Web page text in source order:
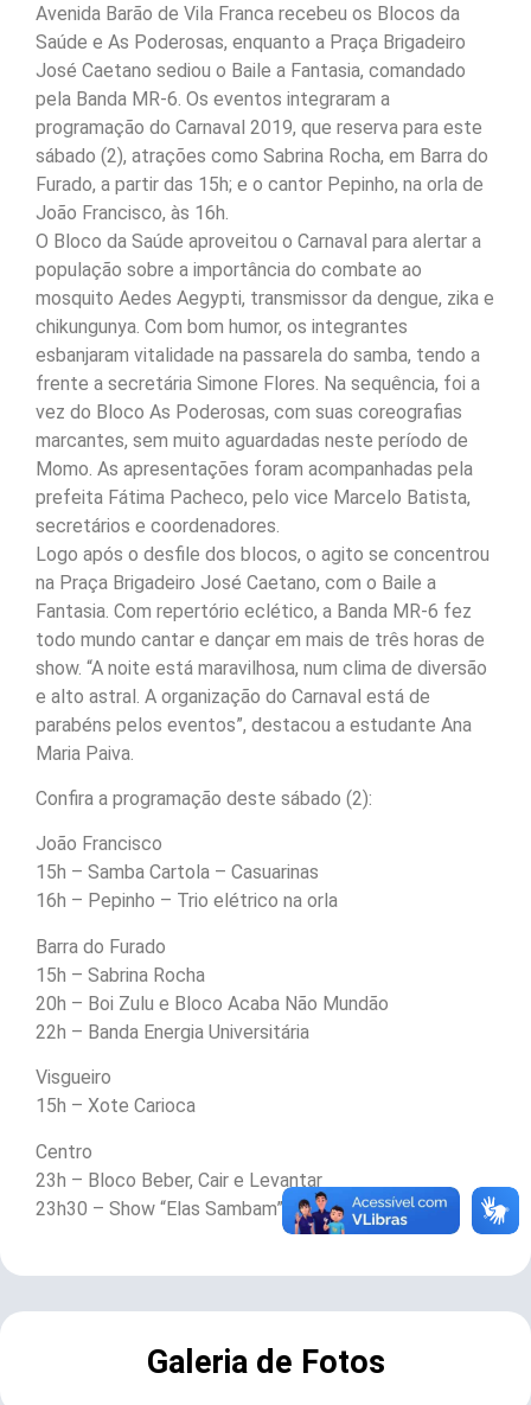
Avenida Barão de Vila Franca recebeu os Blocos da
Saúde e As Poderosas, enquanto a Praça Brigadeiro
José Caetano sediou o Baile a Fantasia, comandado
pela Banda MR-6. Os eventos integraram a
programação do Carnaval 2019, que reserva para este
sábado (2), atrações como Sabrina Rocha, em Barra do
Furado, a partir das 15h; e o cantor Pepinho, na orla de
João Francisco, às 16h.
O Bloco da Saúde aproveitou o Carnaval para alertar a
população sobre a importância do combate ao
mosquito Aedes Aegypti, transmissor da dengue, zika e
chikungunya. Com bom humor, os integrantes
esbanjaram vitalidade na passarela do samba, tendo a
frente a secretária Simone Flores. Na sequência, foi a
vez do Bloco As Poderosas, com suas coreografias
marcantes, sem muito aguardadas neste período de
Momo. As apresentações foram acompanhadas pela
prefeita Fátima Pacheco, pelo vice Marcelo Batista,
secretários e coordenadores.
Logo após o desfile dos blocos, o agito se concentrou
na Praça Brigadeiro José Caetano, com o Baile a
Fantasia. Com repertório eclético, a Banda MR-6 fez
todo mundo cantar e dançar em mais de três horas de
show. “A noite está maravilhosa, num clima de diversão
e alto astral. A organização do Carnaval está de
parabéns pelos eventos”, destacou a estudante Ana
Maria Paiva.
Confira a programação deste sábado (2):
João Francisco
15h – Samba Cartola – Casuarinas
16h – Pepinho – Trio elétrico na orla
Barra do Furado
15h – Sabrina Rocha
20h – Boi Zulu e Bloco Acaba Não Mundão
22h – Banda Energia Universitária
Visgueiro
15h – Xote Carioca
Centro
23h – Bloco Beber, Cair e Levantar
23h30 – Show “Elas Sambam”
Galeria de Fotos